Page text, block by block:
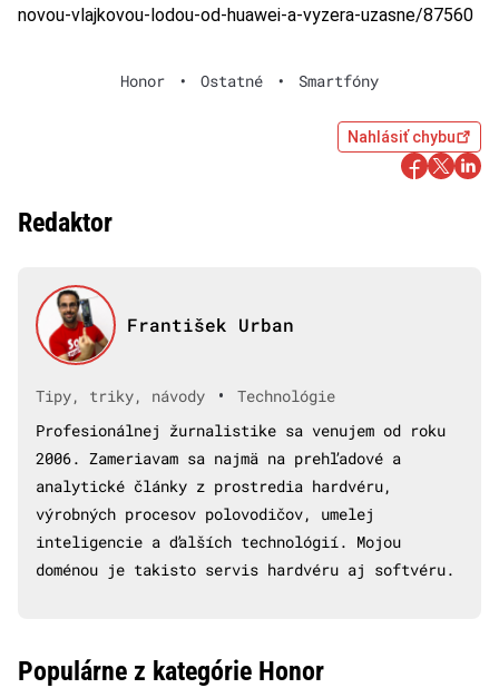
novou-vlajkovou-lodou-od-huawei-a-vyzera-uzasne/87560
Honor • Ostatné • Smartfóny
Nahlásiť chybu
Redaktor
František Urban
Tipy, triky, návody •
Technológie
Profesionálnej žurnalistike sa venujem od roku
2006. Zameriavam sa najmä na prehľadové a
analytické články z prostredia hardvéru,
výrobných procesov polovodičov, umelej
inteligencie a ďalších technológií. Mojou
doménou je takisto servis hardvéru aj softvéru.
Populárne z kategórie Honor